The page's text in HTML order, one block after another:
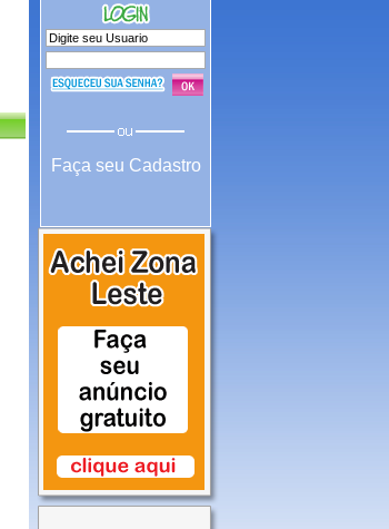
Faça seu Cadastro